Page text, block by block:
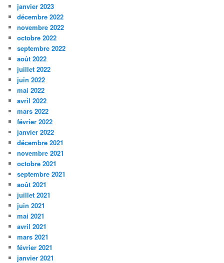
janvier 2023
décembre 2022
novembre 2022
octobre 2022
septembre 2022
août 2022
juillet 2022
juin 2022
mai 2022
avril 2022
mars 2022
février 2022
janvier 2022
décembre 2021
novembre 2021
octobre 2021
septembre 2021
août 2021
juillet 2021
juin 2021
mai 2021
avril 2021
mars 2021
février 2021
janvier 2021